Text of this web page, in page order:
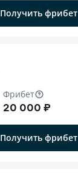
Получить фрибет
Фрибет
20 000 ₽
Получить фрибет